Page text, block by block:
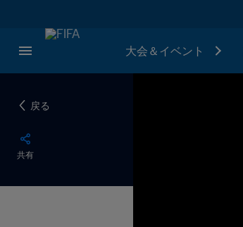
大会＆イベント
戻る
共有